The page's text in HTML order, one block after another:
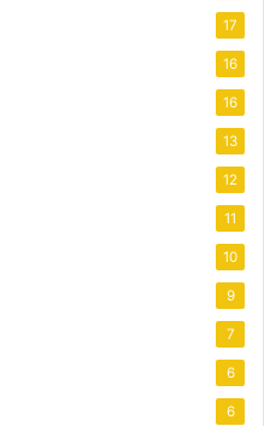
17
16
16
13
12
11
10
9
7
6
6